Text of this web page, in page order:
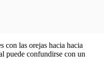
con las orejas hacia hacia
puede confundirse con un